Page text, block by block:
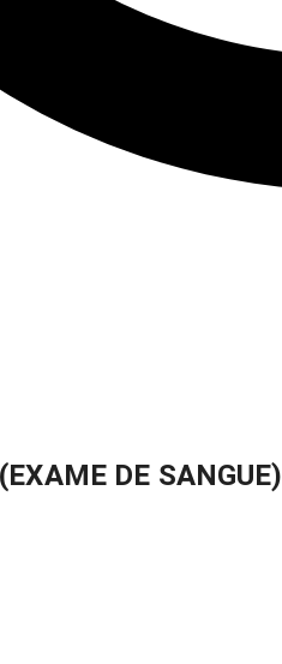
DE SANGUE)